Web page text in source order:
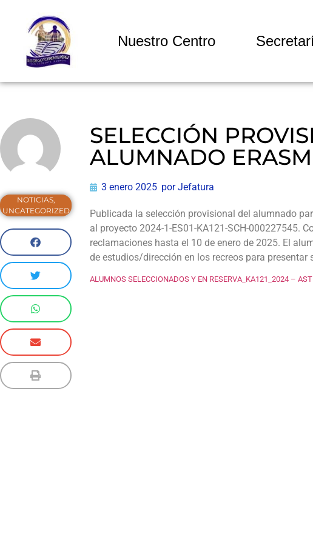
Nuestro Centro
NOTICIAS,
UNCATEGORIZED
SELECCIÓN
ALUMNADO
3 enero 2025 porJefatura
Publicada la selección provisional del alumnado
al proyecto 2024-1-ES01-KA121-SCH-000227545.
reclamaciones hasta el 10 de enero de 2025. El
de estudios/dirección en los recreos para presentar
ALUMNOS SELECCIONADOS Y EN RESERVA_KA121_2024 –